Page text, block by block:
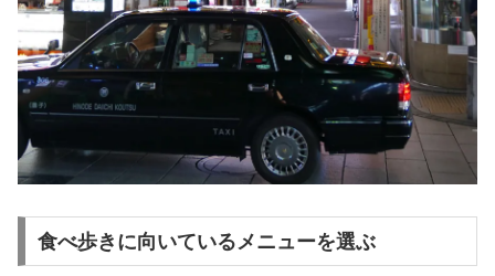
食べ歩きに向いているメニューを選ぶ